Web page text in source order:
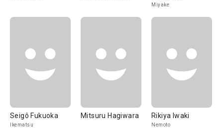
Miyake
Seigô Fukuoka
Ikematsu
Mitsuru Hagiwara Rikiya Iwaki
Nemoto